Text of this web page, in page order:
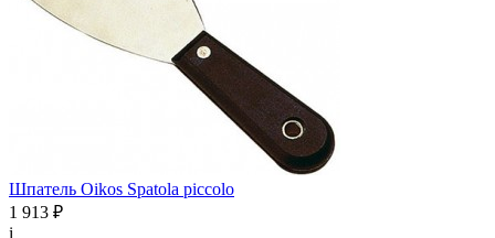
Шпатель Oikos Spatola piccolo
1 913 ₽
i